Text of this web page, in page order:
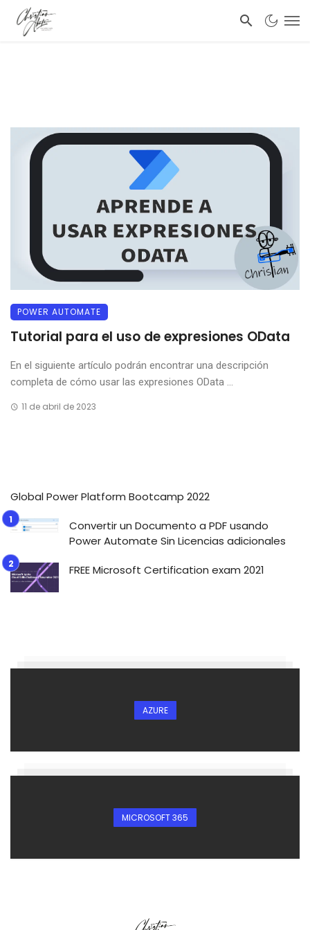
POWER AUTOMATE
Tutorial para el uso de expresiones OData
En el siguiente artículo podrán encontrar una descripción
completa de cómo usar las expresiones OData ...
11 de abril de 2023
Global Power Platform Bootcamp 2022
Convertir un Documento a PDF usando
Power Automate Sin Licencias adicionales
FREE Microsoft Certification exam 2021
AZURE
MICROSOFT 365